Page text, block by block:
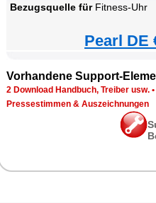
Bezugsquelle fürFitness-Uhr
Pearl DE
Vorhandene Support-
2 Download Handbuch, Treiber usw. •
Pressestimmen & Auszeichnungen